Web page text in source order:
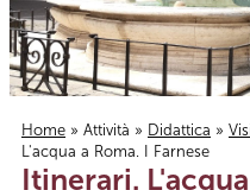
Tu sei qui
Home » Attività » Didattica »
L'acqua a Roma. I Farnese
Itinerari.